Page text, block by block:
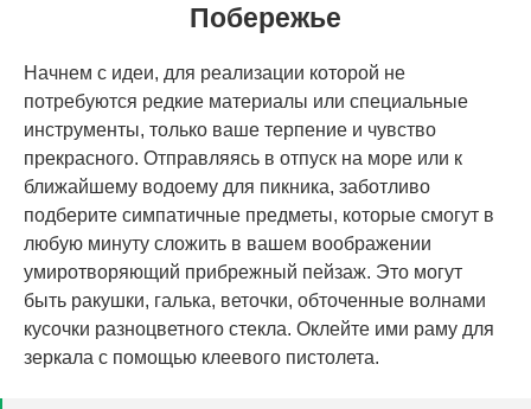
Побережье
Начнем с идеи, для реализации которой не
потребуются редкие материалы или специальные
инструменты, только ваше терпение и чувство
прекрасного. Отправляясь в отпуск на море или к
ближайшему водоему для пикника, заботливо
подберите симпатичные предметы, которые смогут в
любую минуту сложить в вашем воображении
умиротворяющий прибрежный пейзаж. Это могут
быть ракушки, галька, веточки, обточенные волнами
кусочки разноцветного стекла. Оклейте ими раму для
зеркала с помощью клеевого пистолета.